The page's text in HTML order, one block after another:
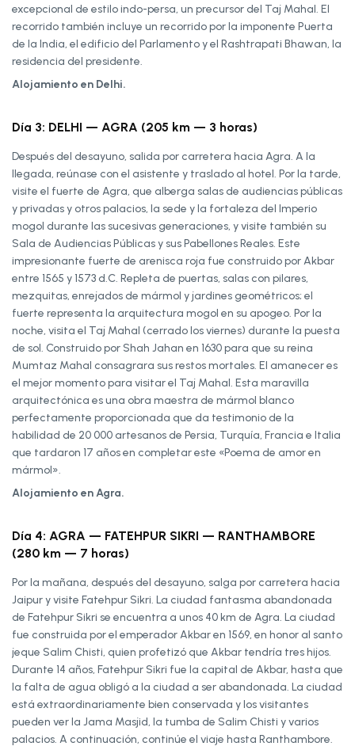
excepcional de estilo indo-persa, un precursor del Taj Mahal. El
recorrido también incluye un recorrido por la imponente Puerta
de la India, el edificio del Parlamento y el Rashtrapati Bhawan, la
residencia del presidente.
Alojamiento en Delhi.
Día 3: DELHI — AGRA (205 km — 3 horas)
Después del desayuno, salida por carretera hacia Agra. A la
llegada, reúnase con el asistente y traslado al hotel. Por la tarde,
visite el fuerte de Agra, que alberga salas de audiencias públicas
y privadas y otros palacios, la sede y la fortaleza del Imperio
mogol durante las sucesivas generaciones, y visite también su
Sala de Audiencias Públicas y sus Pabellones Reales. Este
impresionante fuerte de arenisca roja fue construido por Akbar
entre 1565 y 1573 d.C. Repleta de puertas, salas con pilares,
mezquitas, enrejados de mármol y jardines geométricos; el
fuerte representa la arquitectura mogol en su apogeo. Por la
noche, visita el Taj Mahal (cerrado los viernes) durante la puesta
de sol. Construido por Shah Jahan en 1630 para que su reina
Mumtaz Mahal consagrara sus restos mortales. El amanecer es
el mejor momento para visitar el Taj Mahal. Esta maravilla
arquitectónica es una obra maestra de mármol blanco
perfectamente proporcionada que da testimonio de la
habilidad de 20 000 artesanos de Persia, Turquía, Francia e Italia
que tardaron 17 años en completar este «Poema de amor en
mármol».
Alojamiento en Agra.
Día 4: AGRA — FATEHPUR SIKRI — RANTHAMBORE
(280 km — 7 horas)
Por la mañana, después del desayuno, salga por carretera hacia
Jaipur y visite Fatehpur Sikri. La ciudad fantasma abandonada
de Fatehpur Sikri se encuentra a unos 40 km de Agra. La ciudad
fue construida por el emperador Akbar en 1569, en honor al santo
jeque Salim Chisti, quien profetizó que Akbar tendría tres hijos.
Durante 14 años, Fatehpur Sikri fue la capital de Akbar, hasta que
la falta de agua obligó a la ciudad a ser abandonada. La ciudad
está extraordinariamente bien conservada y los visitantes
pueden ver la Jama Masjid, la tumba de Salim Chisti y varios
palacios. A continuación, continúe el viaje hasta Ranthambore.